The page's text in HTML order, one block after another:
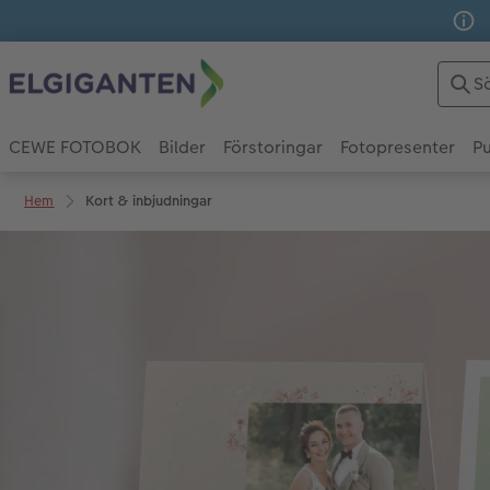
CEWE FOTOBOK Bilder Förstoringar Fotopresenter
Hem Kort & inbjudningar